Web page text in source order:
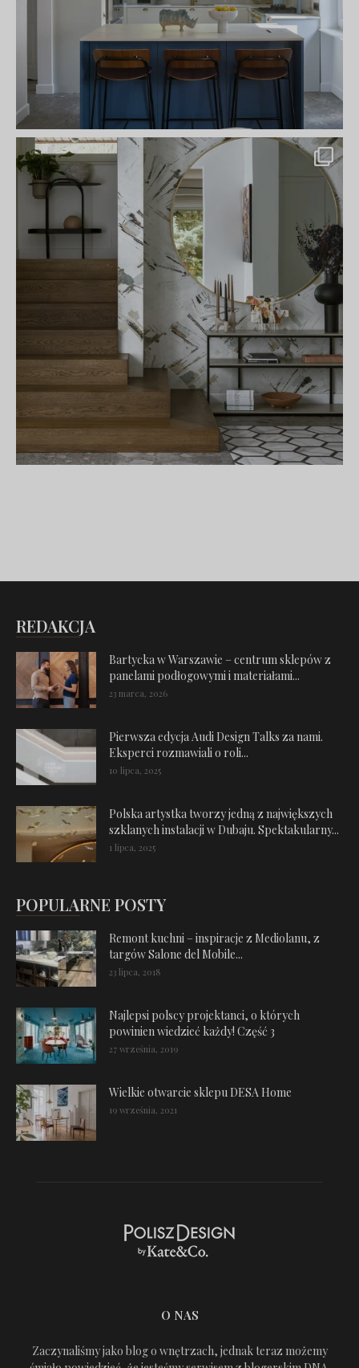
REDAKCJA
Bartycka w Warszawie – centrum sklepów z
panelami podłogowymi i materiałami...
23 marca, 2026
Pierwsza edycja Audi Design Talks za nami.
Eksperci rozmawiali o roli...
10 lipca, 2025
Polska artystka tworzy jedną z największych
szklanych instalacji w Dubaju. Spektakularny...
1 lipca, 2025
POPULARNE POSTY
Remont kuchni – inspiracje z Mediolanu, z
targów Salone del Mobile...
23 lipca, 2018
Najlepsi polscy projektanci, o których
powinien wiedzieć każdy! Część 3
27 września, 2019
Wielkie otwarcie sklepu DESA Home
19 września, 2021
O NAS
Zaczynaliśmy jako blog o wnętrzach, jednak teraz możemy